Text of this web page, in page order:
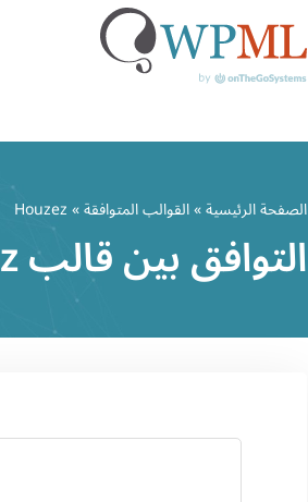
الصفحة الرئيسية»القوالب المتوافقة» Houzez
التوافق بين قالب Houzez وWPML